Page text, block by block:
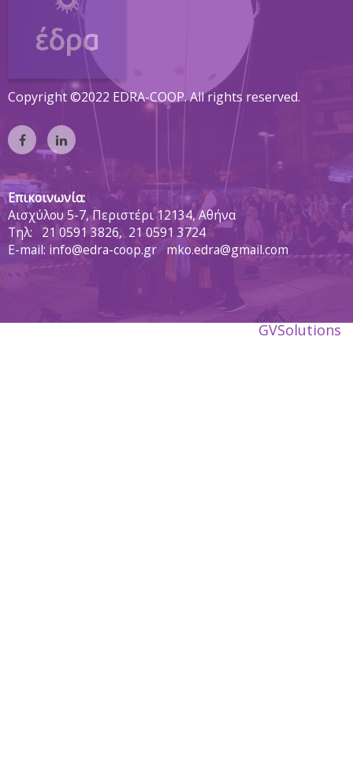
Copyright ©2022 EDRA-COOP. All rights reserved.
Επικοινωνία:
Αισχύλου 5-7, Περιστέρι 12134, Αθήνα
Tηλ:
21 0591 3826, 21 0591 3724
E-mail: info@edra-coop.gr mko.edra@gmail.com
GVSolutions